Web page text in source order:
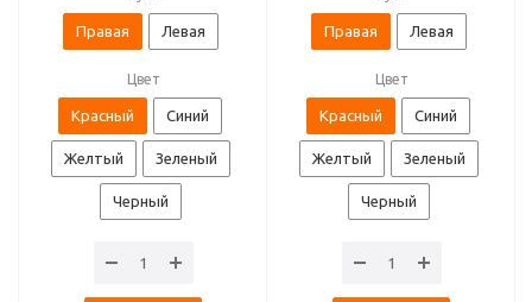
Правая Левая
Цвет
Красный Синий
Желтый Зеленый
Черный
Правая Левая
Цвет
Красный Синий
Желтый Зеленый
Черный